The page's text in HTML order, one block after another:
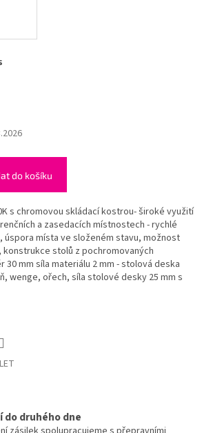
do košíku
s chromovou skládací kostrou- široké využití
a zasedacích místnostech - rychlé
úspora místa ve složeném stavu, možnost
stolů z pochromovaných
mm síla materiálu 2 mm - stolová deska
wenge, ořech, síla stolové desky 25 mm s
do druhého dne